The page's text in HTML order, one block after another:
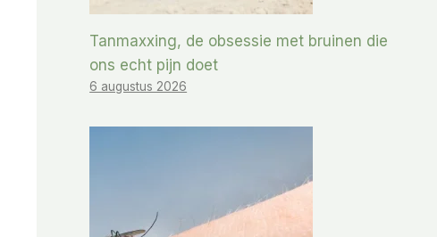
Tanmaxxing, de obsessie met bruinen die
ons echt pijn doet
6 augustus 2026